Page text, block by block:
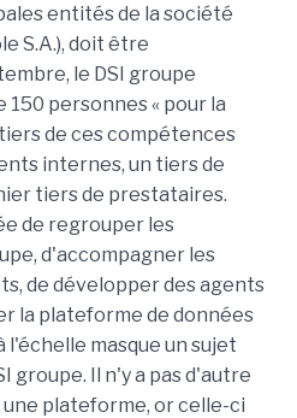
entités de la société
S.A.), doit être
le DSI groupe
personnes « pour la
de ces compétences
internes, un tiers de
tiers de prestataires.
de regrouper les
d'accompagner les
de développer des agents
la plateforme de données
l'échelle masque un sujet
groupe. Il n'y a pas d'autre
plateforme, or celle-ci